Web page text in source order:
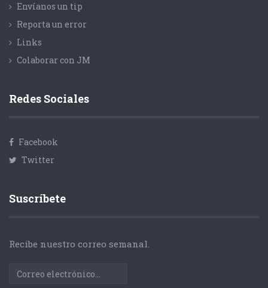
Envíanos un tip
Reporta un error
Links
Colaborar con JM
Redes Sociales
Facebook
Twitter
Suscríbete
Recibe nuestro correo semanal.